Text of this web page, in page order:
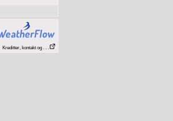
Kreditter, kontakt og . . .